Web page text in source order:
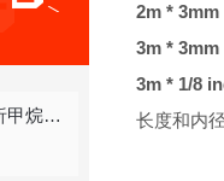
解密气相色谱核心部件：全面解析甲烷色谱柱
2m * 3mm
3m * 3mm
3m * 1/8
长度和内